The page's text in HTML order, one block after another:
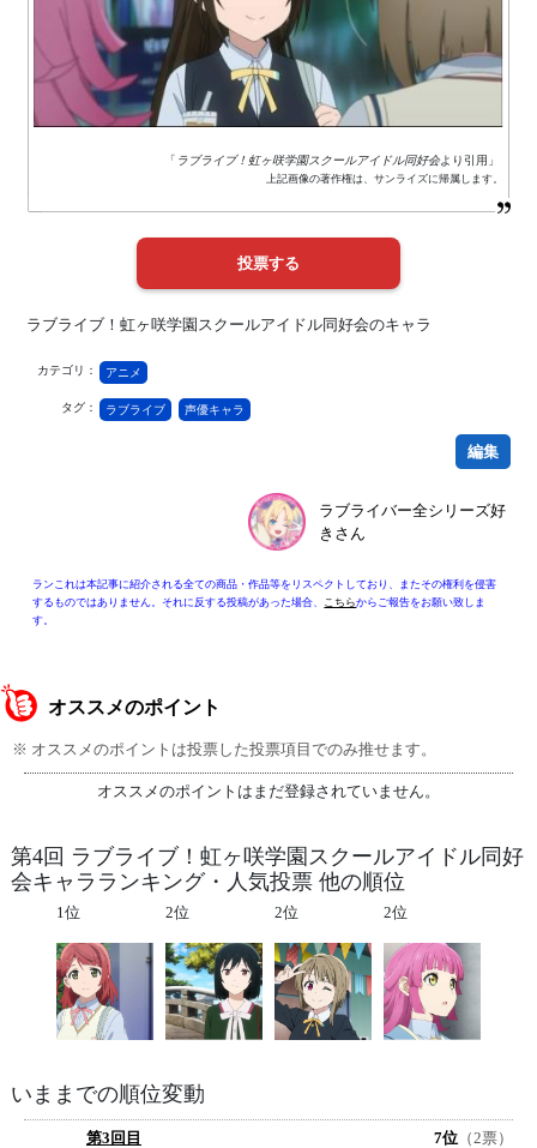
「 ラブライブ！虹ヶ咲学園スクールアイドル同好会より引用」
上記画像の著作権は、サンライズに帰属します。
ラブライブ！虹ヶ咲学園スクールアイドル同好会のキャラ
カテゴリ： アニメ
タグ： ラブライブ 声優キャラ
編集
ラブライバー全シリーズ好
きさん
ランこれは本記事に紹介される全ての商品・作品等をリスペクトしており、またその権利を侵害
するものではありません。それに反する投稿があった場合、
こちらからご報告をお願い致しま
す。
オススメのポイント
※ オススメのポイントは投票した投票項目でのみ推せます。
オススメのポイントはまだ登録されていません。
第4回 ラブライブ！虹ヶ咲学園スクールアイドル同好
会キャラランキング・人気投票 他の順位
1位 2位 2位 2位
いままでの順位変動
第3回目 7位 （2票）